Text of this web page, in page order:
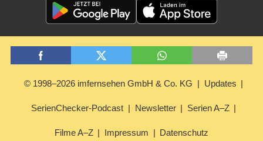
© 1998–2026 imfernsehen GmbH & Co. KG Updates
SerienChecker-Podcast Newsletter Serien A–Z
Filme A–Z Impressum Datenschutz